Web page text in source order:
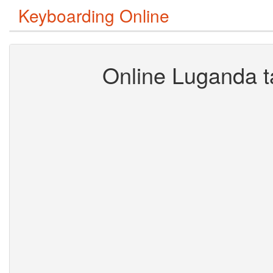
Keyboarding Online
Online Luganda